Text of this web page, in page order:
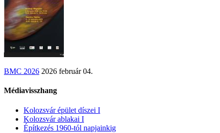
BMC 2026 2026 február 04.
Médiavisszhang
Kolozsvár épület díszei I
Kolozsvár ablakai I
Építkezés 1960-tól napjainkig